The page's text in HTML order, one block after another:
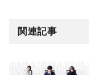
関連記事